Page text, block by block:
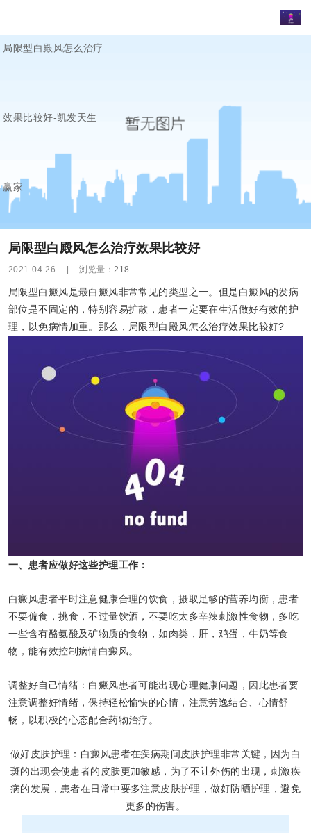
局限型白殿风怎么治疗
效果比较好-凯发天生
赢家
局限型白殿风怎么治疗效果比较好
2021-04-26 浏览量：218
局限型白癜风是最白癜风非常常见的类型之一。但是白癜风的发病
部位是不固定的，特别容易扩散，患者一定要在生活做好有效的护
理，以免病情加重。那么，局限型白殿风怎么治疗效果比较好?
一、患者应做好这些护理工作：
白癜风患者平时注意健康合理的饮食，摄取足够的营养均衡，患者
不要偏食，挑食，不过量饮酒，不要吃太多辛辣刺激性食物，多吃
一些含有酪氨酸及矿物质的食物，如肉类，肝，鸡蛋，牛奶等食
物，能有效控制病情白癜风。
调整好自己情绪：白癜风患者可能出现心理健康问题，因此患者要
注意调整好情绪，保持轻松愉快的心情，注意劳逸结合、心情舒
畅，以积极的心态配合药物治疗。
做好皮肤护理：白癜风患者在疾病期间皮肤护理非常关键，因为白
斑的出现会使患者的皮肤更加敏感，为了不让外伤的出现，刺激疾
病的发展，患者在日常中要多注意皮肤护理，做好防晒护理，避免
更多的伤害。